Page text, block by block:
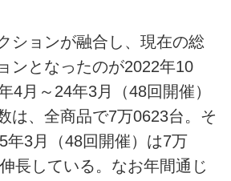
ションが融合し、現在の総
ンとなったのが2022年10
4月～24年3月（48回開催）
は、全商品で7万0623台。そ
年3月（48回開催）は7万
長している。なお年間通じ